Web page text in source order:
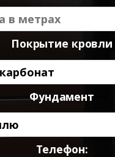
Покрытие кровли
Фундамент
Телефон: